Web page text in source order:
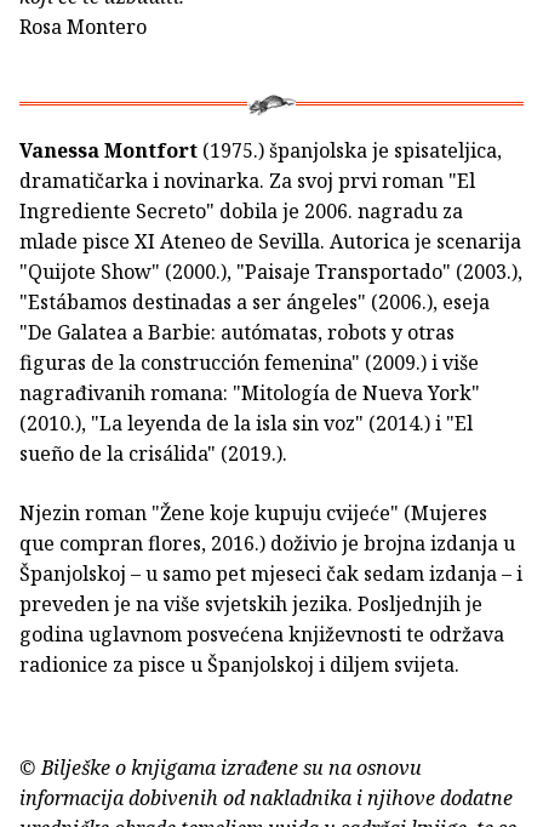
Rosa Montero
Vanessa Montfort (1975.) španjolska je spisateljica,
dramatičarka i novinarka. Za svoj prvi roman "El
Ingrediente Secreto" dobila je 2006. nagradu za
mlade pisce XI Ateneo de Sevilla. Autorica je scenarija
"Quijote Show" (2000.), "Paisaje Transportado" (2003.),
"Estábamos destinadas a ser ángeles" (2006.), eseja
"De Galatea a Barbie: autómatas, robots y otras
figuras de la construcción femenina" (2009.) i više
nagrađivanih romana: "Mitología de Nueva York"
(2010.), "La leyenda de la isla sin voz" (2014.) i "El
sueño de la crisálida" (2019.).
Njezin roman "Žene koje kupuju cvijeće" (Mujeres
que compran flores, 2016.) doživio je brojna izdanja u
Španjolskoj – u samo pet mjeseci čak sedam izdanja – i
preveden je na više svjetskih jezika. Posljednjih je
godina uglavnom posvećena književnosti te održava
radionice za pisce u Španjolskoj i diljem svijeta.
© Bilješke o knjigama izrađene su na osnovu
informacija dobivenih od nakladnika i njihove dodatne